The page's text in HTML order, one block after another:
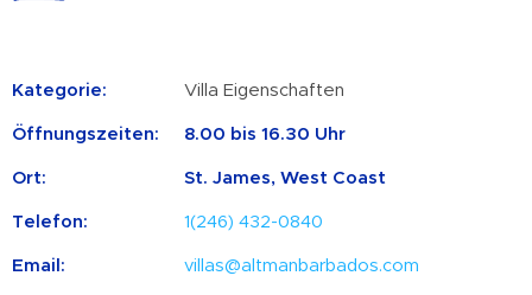
Kategorie: Villa Eigenschaften
Öffnungszeiten: 8.00 bis 16.30 Uhr
Ort: St. James, West Coast
Telefon: 1(246) 432-0840
Email: villas@altmanbarbados.com